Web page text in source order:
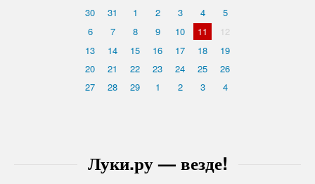
Луки.ру — везде!
30 31 1 2 3 4
5
6
7 8 9 10 11
12
13
14 15 16 17 18
19
20
21 22 23 24 25
26
27
28 29 1 2 3 4